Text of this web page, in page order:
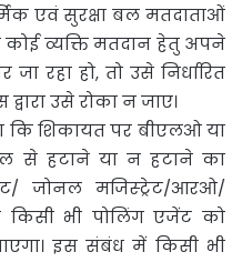
एवं सुरक्षा बल मतदाताओं
कोई व्यक्ति मतदान हेतु अपने
रहा हो, तो उसे निर्धारित
उसे रोका न जाए।
कि शिकायत पर बीएलओ या
से हटाने या न हटाने का
जोनल मजिस्ट्रेट/आरओ/
किसी भी पोलिंग एजेंट को
इस संबंध में किसी भी